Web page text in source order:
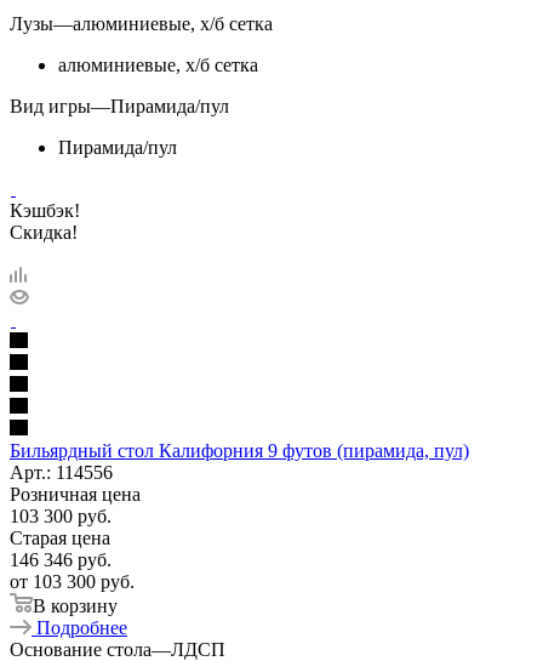
Лузы—алюминиевые, х/б сетка
алюминиевые, х/б сетка
Вид игры—Пирамида/пул
Пирамида/пул
Кэшбэк!
Скидка!
Бильярдный стол Калифорния 9 футов (пирамида, пул)
Арт.: 114556
Розничная цена
103 300 руб.
Старая цена
146 346 руб.
от 103 300 руб.
В корзину
Подробнее
Основание стола—ЛДСП